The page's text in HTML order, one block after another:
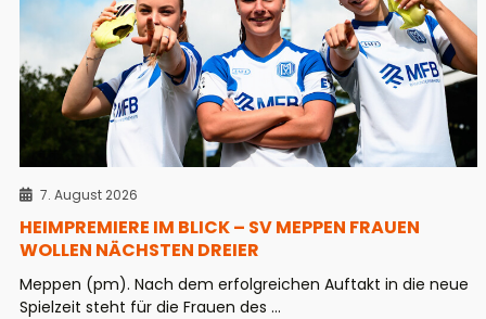
7. August 2026
HEIMPREMIERE IM BLICK – SV MEPPEN FRAUEN
WOLLEN NÄCHSTEN DREIER
Meppen (pm). Nach dem erfolgreichen Auftakt in die neue
Spielzeit steht für die Frauen des ...